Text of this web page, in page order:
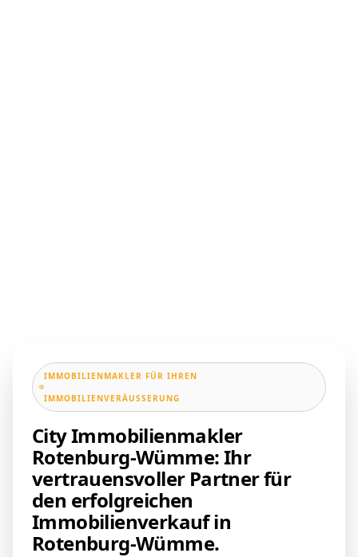
IMMOBILIENMAKLER FÜR IHREN
IMMOBILIENVERÄUSSERUNG
City Immobilienmakler
Rotenburg-Wümme: Ihr
vertrauensvoller Partner für
den erfolgreichen
Immobilienverkauf in
Rotenburg-Wümme.